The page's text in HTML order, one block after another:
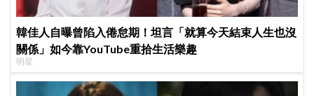
韓佳人自曝曾陷入倦怠期！坦言「就算今天結束人生也沒
關係」如今靠YouTube重拾生活樂趣
明星